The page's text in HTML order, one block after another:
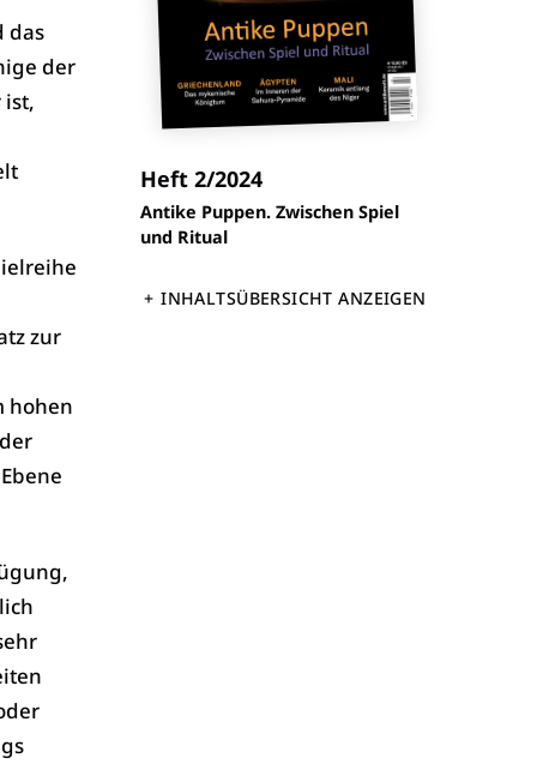
das
der
ist,
zur
hohen
Heft 2/2024
:
Antike Puppen. Zwischen Spiel
und Ritual
INHALTSÜBERSICHT ANZEIGEN